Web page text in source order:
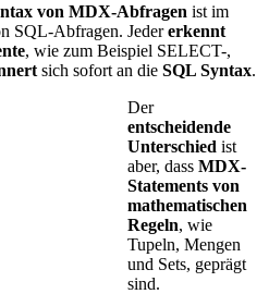
von MDX-Abfragen ist im
SQL-Abfragen. Jedererkennt
, wie zum Beispiel SELECT-,
sich sofort an die SQL Syntax.
Der
entscheidende
Unterschied ist
aber, dass MDX-
Statements von
mathematischen
Regeln, wie
Tupeln, Mengen
und Sets, geprägt
sind.